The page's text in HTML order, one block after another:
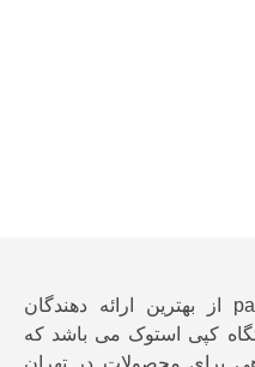
شرکت پارسا پرینت parsaprint.ir از بهترین ارائه دهندگان
کپی استوک می باشد که